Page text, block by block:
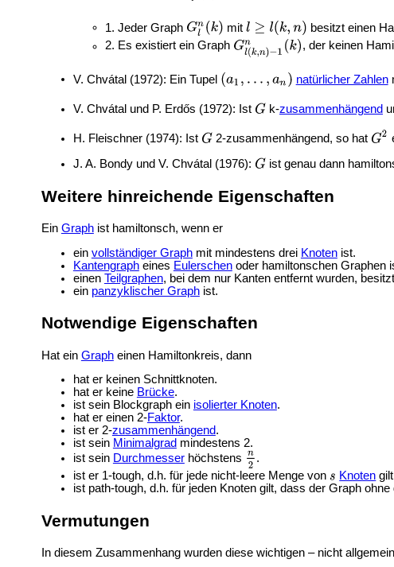
1. Jeder Graph mit
besitzt einen
2. Es existiert ein Graph
, der keinen
V. Chvátal (1972): Ein Tupel natürlicher Zahlen
V. Chvátal und P. Erdős (1972): Ist k-zusammenhängend
H. Fleischner (1974): Ist 2-zusammenhängend, so hat
J. A. Bondy und V. Chvátal (1976):
ist genau dann
Weitere hinreichende Eigenschaften
Ein Graphist hamiltonsch, wenn er
ein vollständiger Graphmit mindestens drei Knotenist.
Kantengrapheines Eulerschenoder hamiltonschen Graphen
einen Teilgraphen, bei dem nur Kanten entfernt wurden,
ein panzyklischer Graphist.
Notwendige Eigenschaften
Hat ein Grapheinen Hamiltonkreis, dann
hat er keinen Schnittknoten.
hat er keine Brücke.
ist sein Blockgraph ein isolierter Knoten.
hat er einen 2-Faktor.
ist er 2-zusammenhängend.
ist sein Minimalgrad mindestens 2.
ist sein Durchmesserhöchstens
.
ist er 1-tough, d.h. für jede nicht-leere Menge von
Knoten
ist path-tough, d.h. für jeden Knoten gilt, dass der Graph
Vermutungen
In diesem Zusammenhang wurden diese wichtigen – nicht